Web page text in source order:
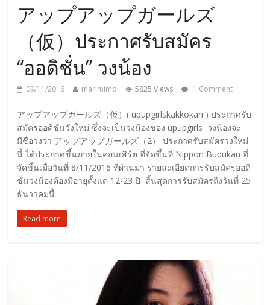
アップアップガールズ
（仮）ประกาศรับสมัคร
“ออดิชั่น” วงน้อง
09/11/2016 marimimo 5825 Views 1 Comment
アップアップガールズ（仮）( upupgirlskakkokari ) ประกาศรับ
สมัครออดิชั่นวังใหม่ ซึ่งจะเป็นวงน้องของ upupgirls วงน้องจะ
มีชื่อวงว่า アップアップガールズ（2） ประกาศรับสมัครวงใหม่
นี้ ได้ประกาศขึ้นภายในคอนเสิร์ต ที่จัดขึ้นที่ Nippon Budukan ที่
จัดขึ้นเมื่อวันที่ 8/11/2016 ที่ผ่านมา รายละเอียดการรับสมัครออดิ
ชั่นวงน้องต้องมีอายุตั้งแต่ 12-23 ปี สิ้นสุดการรับสมัครถึงวันที่ 25
ธันวาคมนี้
Read more